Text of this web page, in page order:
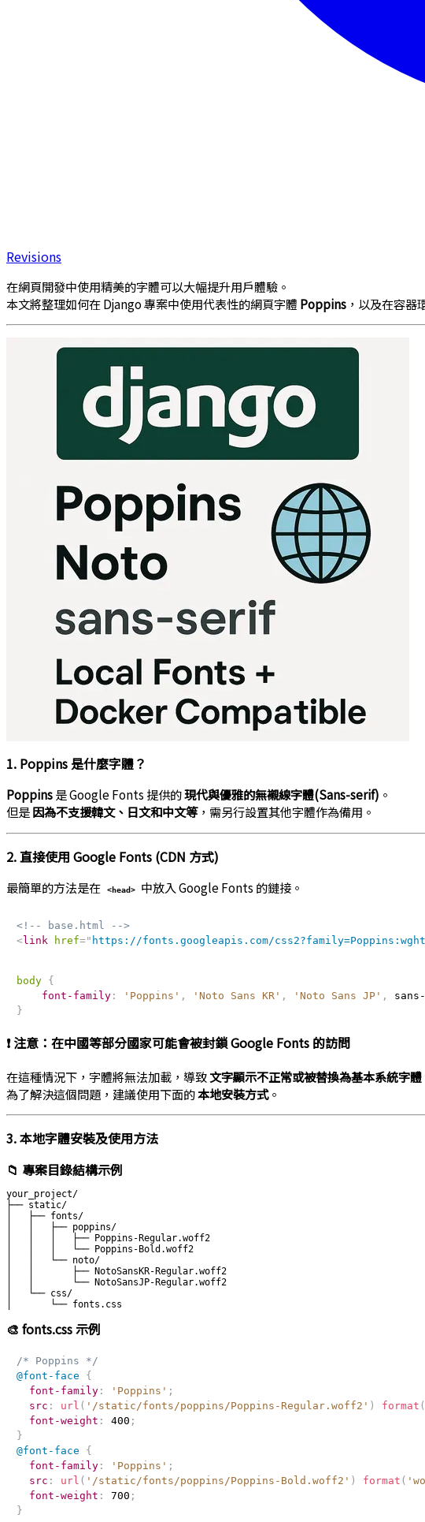
Revisions
在網頁開發中使用精美的字體可以大幅提升用戶體驗。
本文將整理如何在 Django 專案中使用代表性的網頁字體 Poppins ，以及在容器
1. Poppins 是什麼字體？
Poppins是 Google Fonts 提供的現代與優雅的無襯線字體(Sans-serif) 。
但是因為不支援韓文、日文和中文等，需另行設置其他字體作為備用。
2. 直接使用 Google Fonts (CDN 方式)
最簡單的方法是在 <head> 中放入 Google Fonts 的鏈接。
<!-- base.html -->
<link href=" https://fonts.googleapis.com/
body
{
font-family: 'Poppins' , 'Noto Sans KR' , 'Noto Sans JP' ,
}
❗ 注意：在中國等部分國家可能會被封鎖 Google Fonts 的訪問
在這種情況下，字體將無法加載，導致文字顯示不正常或被替換為基本系統字體
為了解決這個問題，建議使用下面的本地安裝方式。
3. 本地字體安裝及使用方法
📁 專案目錄結構示例
your_project/
├── static/
│   ├── fonts/
│   │   ├── poppins/
│   │   │   ├── Poppins-Regular.woff2
│   │   │   └── Poppins-Bold.woff2
│   │   └── noto/
│   │       ├── NotoSansKR-Regular.woff2
│   │       └── NotoSansJP-Regular.woff2
│   └── css/
🎨 fonts.css 示例
/* Poppins */
@font-face
{
font-family: 'Poppins' ;
src : url ( '/static/fonts/poppins/Poppins-Regular.woff2' ) format (
font-weight : 400 ;
}
@font-face
{
font-family: 'Poppins' ;
src : url ( '/static/fonts/poppins/Poppins-Bold.woff2' ) format (
font-weight : 700 ;
}